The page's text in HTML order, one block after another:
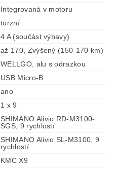
Integrovaná v motoru
torzní
4 A (součást výbavy)
až 170, Zvýšený (150-170 km)
WELLGO, alu s odrazkou
USB Micro-B
ano
1 x 9
SHIMANO Alivio RD-M3100-
SGS, 9 rychlostí
SHIMANO Alivio SL-M3100, 9
rychlostí
KMC X9